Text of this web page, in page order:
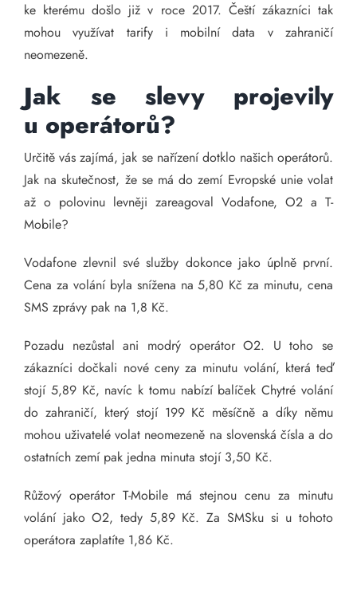
ke kterému došlo již v roce 2017. Čeští zákazníci tak
mohou využívat tarify i mobilní data v zahraničí
neomezeně.
Jak se slevy projevily
u operátorů?
Určitě vás zajímá, jak se nařízení dotklo našich operátorů.
Jak na skutečnost, že se má do zemí Evropské unie volat
až o polovinu levněji zareagoval Vodafone, O2 a T-
Mobile?
Vodafone zlevnil své služby dokonce jako úplně první.
Cena za volání byla snížena na 5,80 Kč za minutu, cena
SMS zprávy pak na 1,8 Kč.
Pozadu nezůstal ani modrý operátor O2. U toho se
zákazníci dočkali nové ceny za minutu volání, která teď
stojí 5,89 Kč, navíc k tomu nabízí balíček Chytré volání
do zahraničí, který stojí 199 Kč měsíčně a díky němu
mohou uživatelé volat neomezeně na slovenská čísla a do
ostatních zemí pak jedna minuta stojí 3,50 Kč.
Růžový operátor T-Mobile má stejnou cenu za minutu
volání jako O2, tedy 5,89 Kč. Za SMSku si u tohoto
operátora zaplatíte 1,86 Kč.